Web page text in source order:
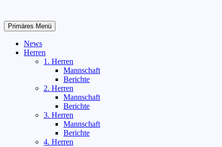
springen
Primäres Menü
News
Herren
1. Herren
Mannschaft
Berichte
2. Herren
Mannschaft
Berichte
3. Herren
Mannschaft
Berichte
4. Herren